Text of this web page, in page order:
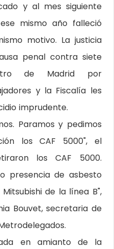
y al mes siguiente
mismo año falleció
motivo. La justicia
penal contra siete
de Madrid por
y la Fiscalía les
imprudente.
Paramos y pedimos
los CAF 5000", el
los CAF 5000.
presencia de asbesto
de la línea B",
Bouvet, secretaria de
en amianto de la